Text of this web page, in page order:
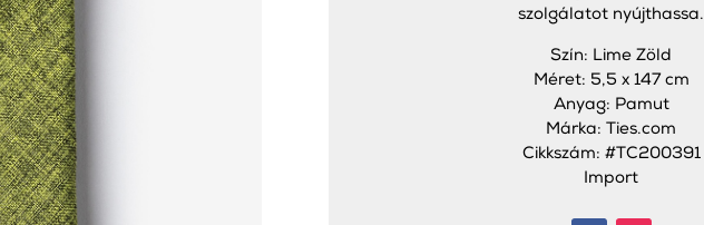
szolgálatot nyújthassa.
Szín: Lime Zöld
Méret: 5,5 x 147 cm
Anyag: Pamut
Márka: Ties.com
Cikkszám: #TC200391
Import